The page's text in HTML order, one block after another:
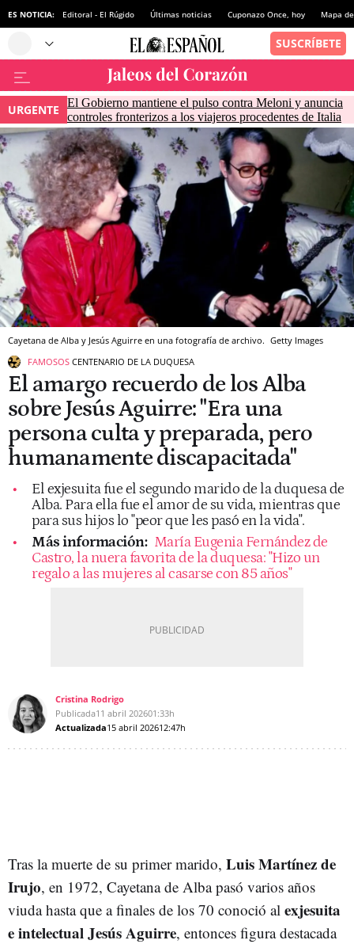
ES NOTICIA: Editoral - El Rúgido Últimas noticias Cuponazo Once, hoy Mapa
URGENTE
El Gobierno mantiene el pulso contra Meloni y anuncia
controles fronterizos a los viajeros procedentes de Italia
Cayetana de Alba y Jesús Aguirre en una fotografía de archivo. Getty Images
FAMOSOS CENTENARIO DE LA DUQUESA
El amargo recuerdo de los Alba
sobre Jesús Aguirre: "Era una
persona culta y preparada, pero
humanamente discapacitada"
El exjesuita fue el segundo marido de la duquesa de
Alba. Para ella fue el amor de su vida, mientras que
para sus hijos lo "peor que les pasó en la vida".
Más información: María Eugenia Fernández de
Castro, la nuera favorita de la duquesa: "Hizo un
regalo a las mujeres al casarse con 85 años"
Cristina Rodrigo
Publicada11 abril 202601:33h
Actualizada15 abril 202612:47h
Tras la muerte de su primer marido, Luis Martínez de
Irujo, en 1972, Cayetana de Alba pasó varios años
viuda hasta que a finales de los 70 conoció al exjesuita
e intelectual Jesús Aguirre, entonces figura destacada